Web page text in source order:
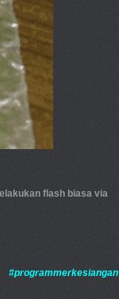
flash biasa via
#programmerkesiangan